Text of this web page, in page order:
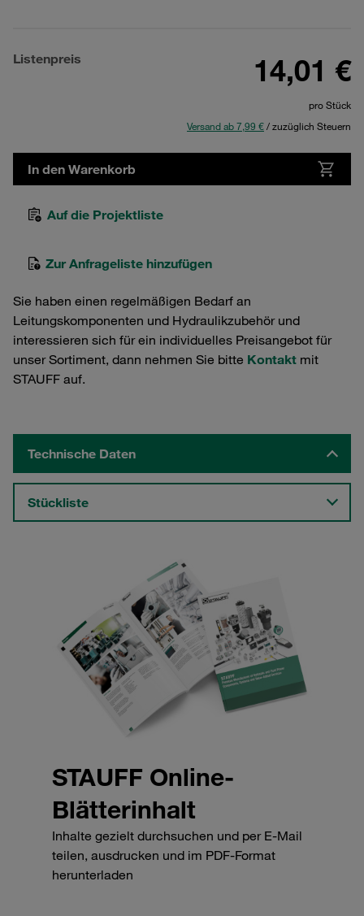
Listenpreis 14,01 €
pro Stück
Versand ab 7,99 €/ zuzüglich Steuern
In den Warenkorb
Auf die Projektliste
Zur Anfrageliste hinzufügen
Sie haben einen regelmäßigen Bedarf an
Leitungskomponenten und Hydraulikzubehör und
interessieren sich für ein individuelles Preisangebot für
unser Sortiment, dann nehmen Sie bitte Kontakt mit
STAUFF auf.
Technische Daten
Stückliste
STAUFF Online-
Blätterinhalt
Inhalte gezielt durchsuchen und per E-Mail
teilen, ausdrucken und im PDF-Format
herunterladen